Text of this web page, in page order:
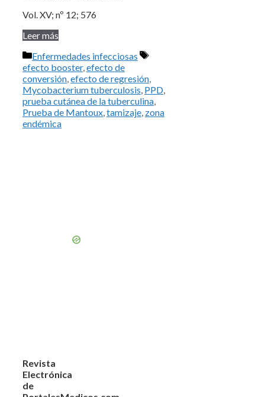
Vol. XV; nº 12; 576
Leer más
Categorías
Enfermedades infecciosas
Etiquetas
efecto booster,efecto de
conversión,efecto de regresión,
Mycobacterium tuberculosis, PPD,
prueba cutánea de la tuberculina,
Prueba de Mantoux,tamizaje, zona
endémica
Revista
Electrónica
de